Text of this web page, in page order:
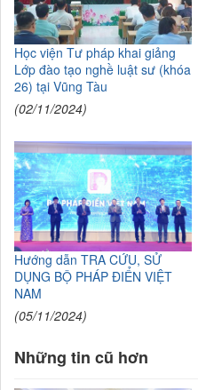
Học viện Tư pháp khai giảng
Lớp đào tạo nghề luật sư (khóa
26) tại Vũng Tàu
(02/11/2024)
Hướng dẫn TRA CỨU, SỬ
DỤNG BỘ PHÁP ĐIỂN VIỆT
NAM
(05/11/2024)
Những tin cũ hơn